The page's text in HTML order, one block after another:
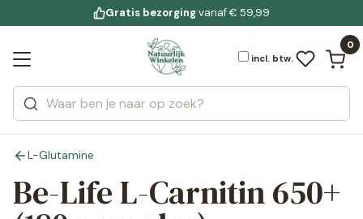
Jouw bewuste leefstijl
voor 19:00 uur besteld
Gratis bezorgingvanaf € 59,99
incl. btw.
0
Zoeken
Categorieën
Merken
Bekijk alle resultaten
L-Glutamine
Be-Life L-Carnitin 650+